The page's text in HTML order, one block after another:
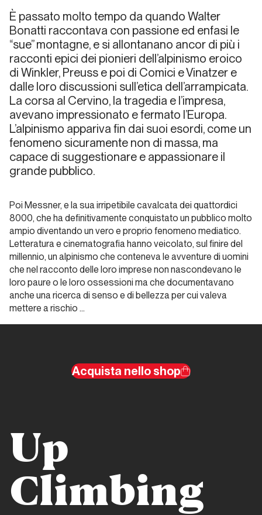
quale futuro?
Alp
Dalla
carta
all'etere
Andrea
Gennari
ITW
Dalla carta
all'etere
Meridiani
Montagne
Dalla carta all'etere
stampata
e social
media
alla
ricerca
È passato molto tempo da quando Walter
Bonatti raccontava con passione ed enfasi le
“sue” montagne, e si allontanano ancor di più i
racconti epici dei pionieri dell’alpinismo eroico
di Winkler, Preuss e poi di Comici e Vinatzer e
dalle loro discussioni sull’etica dell’arrampicata.
La corsa al Cervino, la tragedia e l’impresa,
avevano impressionato e fermato l’Europa.
L’alpinismo appariva fin dai suoi esordi, come un
fenomeno sicuramente non di massa, ma
capace di suggestionare e appassionare il
grande pubblico.
Poi Messner, e la sua irripetibile cavalcata dei quattordici
8000, che ha definitivamente conquistato un pubblico molto
ampio diventando un vero e proprio fenomeno mediatico.
Letteratura e cinematografia hanno veicolato, sul finire del
millennio, un alpinismo che conteneva le avventure di uomini
che nel racconto delle loro imprese non nascondevano le
loro paure o le loro ossessioni ma che documentavano
anche una ricerca di senso e di bellezza per cui valeva
mettere a rischio …
Up
Climbing
Acquista nello shop